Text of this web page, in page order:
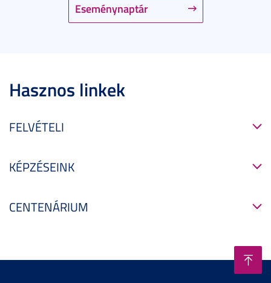
Eseménynaptár
Hasznos linkek
FELVÉTELI
KÉPZÉSEINK
CENTENÁRIUM